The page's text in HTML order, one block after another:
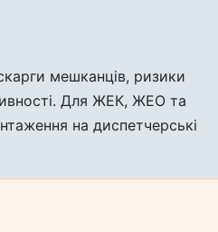
мешканців, ризики
Для ЖЕК, ЖЕО та
на диспетчерські